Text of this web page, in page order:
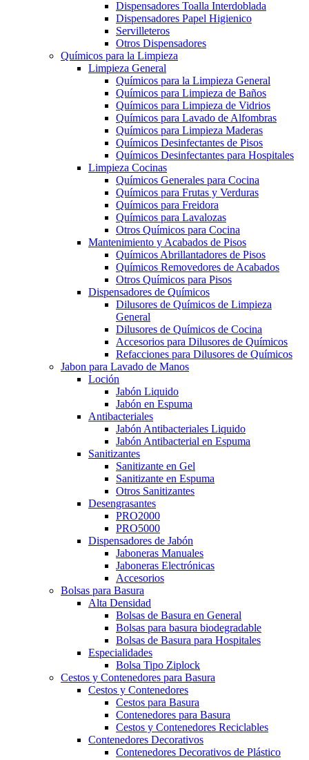
Dispensadores Toalla Interdoblada
Dispensadores Papel Higienico
Servilleteros
Otros Dispensadores
Químicos para la Limpieza
Limpieza General
Químicos para la Limpieza General
Químicos para Limpieza de Baños
Químicos para Limpieza de Vidrios
Químicos para Lavado de Alfombras
Químicos para Limpieza Maderas
Químicos Desinfectantes de Pisos
Químicos Desinfectantes para Hospitales
Limpieza Cocinas
Químicos Generales para Cocina
Químicos para Frutas y Verduras
Químicos para Freidora
Químicos para Lavalozas
Otros Químicos para Cocina
Mantenimiento y Acabados de Pisos
Químicos Abrillantadores de Pisos
Químicos Removedores de Acabados
Otros Químicos para Pisos
Dispensadores de Químicos
Dilusores de Químicos de Limpieza
General
Dilusores de Químicos de Cocina
Accesorios para Dilusores de Químicos
Refacciones para Dilusores de Químicos
Jabon para Lavado de Manos
Loción
Jabón Liquido
Jabón en Espuma
Antibacteriales
Jabón Antibacteriales Liquido
Jabón Antibacterial en Espuma
Sanitizantes
Sanitizante en Gel
Sanitizante en Espuma
Otros Sanitizantes
Desengrasantes
PRO2000
PRO5000
Dispensadores de Jabón
Jaboneras Manuales
Jaboneras Electrónicas
Accesorios
Bolsas para Basura
Alta Densidad
Bolsas de Basura en General
Bolsas para basura biodegradable
Bolsas de Basura para Hospitales
Especialidades
Bolsa Tipo Ziplock
Cestos y Contenedores para Basura
Cestos y Contenedores
Cestos para Basura
Contenedores para Basura
Cestos y Contenedores Reciclables
Contenedores Decorativos
Contenedores Decorativos de Plástico